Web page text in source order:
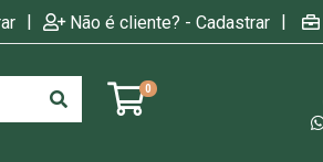
| Não é cliente? - Cadastrar |
0